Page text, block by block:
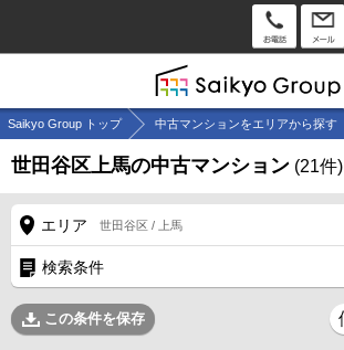
Saikyo Group トップ 中古マンションをエリアから探す
世田谷区上馬の中古マンション (21件)
エリア 世田谷区 / 上馬
検索条件
この条件を保存